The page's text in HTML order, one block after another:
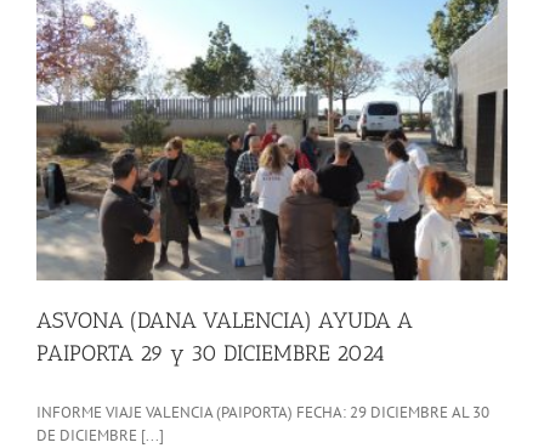
ASVONA (DANA VALENCIA) AYUDA A
PAIPORTA 29 y 30 DICIEMBRE 2024
INFORME VIAJE VALENCIA (PAIPORTA) FECHA: 29 DICIEMBRE AL 30
DE DICIEMBRE [...]